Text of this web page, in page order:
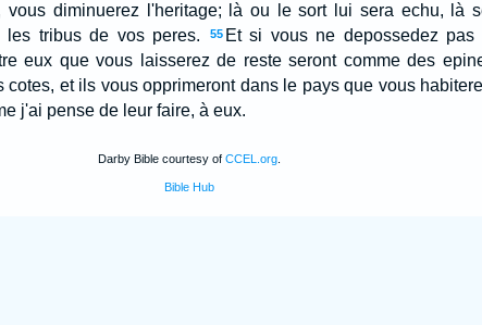
vous diminuerez l'heritage; là ou le sort lui sera echu, là
les tribus de vos peres.
55 Et si vous ne depossedez pas
eux que vous laisserez de reste seront comme des
et ils vous opprimeront dans le pays que vous
j'ai pense de leur faire, à eux.
Darby Bible courtesy of CCEL.org
Bible Hub